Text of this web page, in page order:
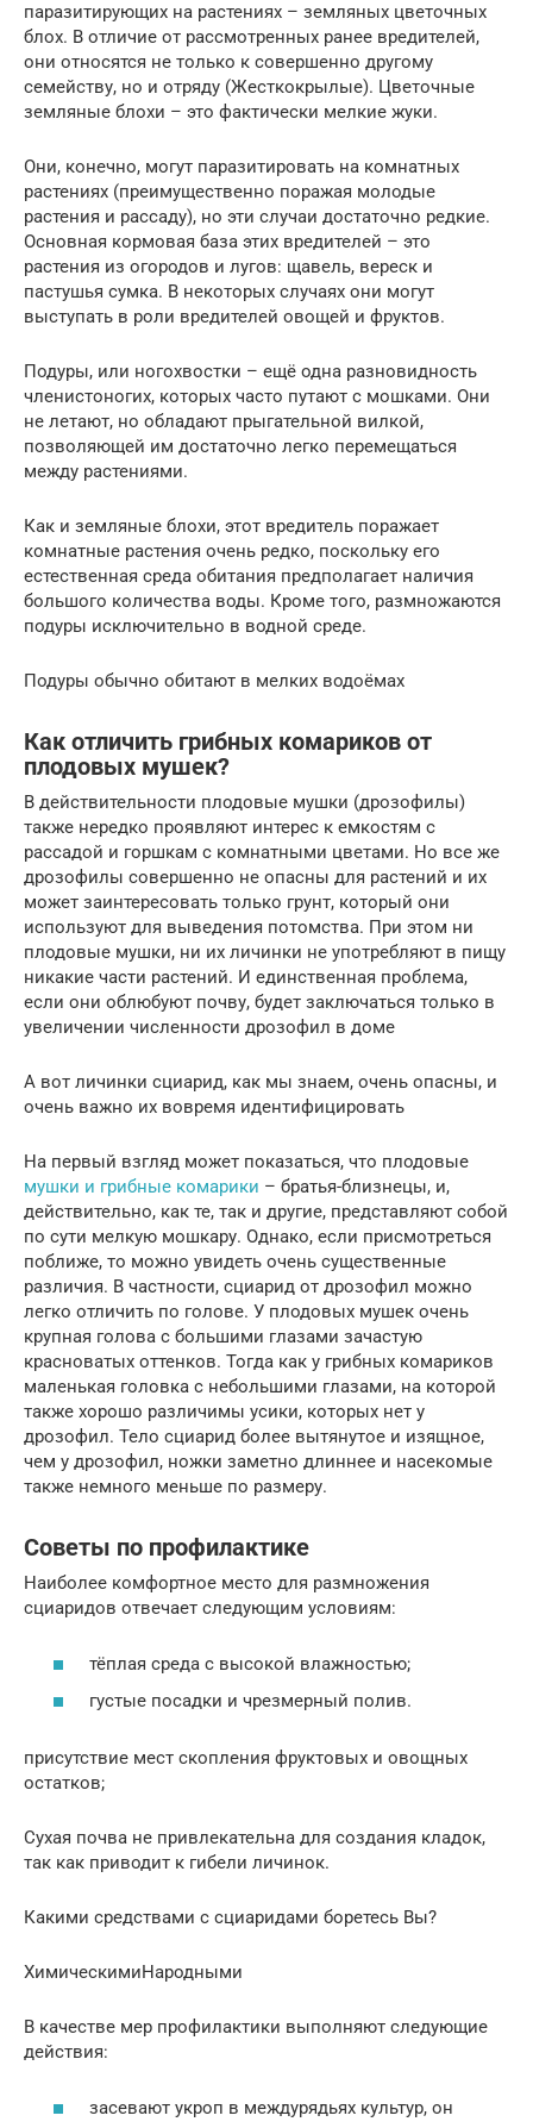
паразитирующих на растениях – земляных цветочных
блох. В отличие от рассмотренных ранее вредителей,
они относятся не только к совершенно другому
семейству, но и отряду (Жесткокрылые). Цветочные
земляные блохи – это фактически мелкие жуки.
Они, конечно, могут паразитировать на комнатных
растениях (преимущественно поражая молодые
растения и рассаду), но эти случаи достаточно редкие.
Основная кормовая база этих вредителей – это
растения из огородов и лугов: щавель, вереск и
пастушья сумка. В некоторых случаях они могут
выступать в роли вредителей овощей и фруктов.
Подуры, или ногохвостки – ещё одна разновидность
членистоногих, которых часто путают с мошками. Они
не летают, но обладают прыгательной вилкой,
позволяющей им достаточно легко перемещаться
между растениями.
Как и земляные блохи, этот вредитель поражает
комнатные растения очень редко, поскольку его
естественная среда обитания предполагает наличия
большого количества воды. Кроме того, размножаются
подуры исключительно в водной среде.
Подуры обычно обитают в мелких водоёмах
Как отличить грибных комариков от
плодовых мушек?
В действительности плодовые мушки (дрозофилы)
также нередко проявляют интерес к емкостям с
рассадой и горшкам с комнатными цветами. Но все же
дрозофилы совершенно не опасны для растений и их
может заинтересовать только грунт, который они
используют для выведения потомства. При этом ни
плодовые мушки, ни их личинки не употребляют в пищу
никакие части растений. И единственная проблема,
если они облюбуют почву, будет заключаться только в
увеличении численности дрозофил в доме
А вот личинки сциарид, как мы знаем, очень опасны, и
очень важно их вовремя идентифицировать
На первый взгляд может показаться, что плодовые
мушки и грибные комарики – братья-близнецы, и,
действительно, как те, так и другие, представляют собой
по сути мелкую мошкару. Однако, если присмотреться
поближе, то можно увидеть очень существенные
различия. В частности, сциарид от дрозофил можно
легко отличить по голове. У плодовых мушек очень
крупная голова с большими глазами зачастую
красноватых оттенков. Тогда как у грибных комариков
маленькая головка с небольшими глазами, на которой
также хорошо различимы усики, которых нет у
дрозофил. Тело сциарид более вытянутое и изящное,
чем у дрозофил, ножки заметно длиннее и насекомые
также немного меньше по размеру.
Советы по профилактике
Наиболее комфортное место для размножения
сциаридов отвечает следующим условиям:
тёплая среда с высокой влажностью;
густые посадки и чрезмерный полив.
присутствие мест скопления фруктовых и овощных
остатков;
Сухая почва не привлекательна для создания кладок,
так как приводит к гибели личинок.
Какими средствами с сциаридами боретесь Вы?
ХимическимиНародными
В качестве мер профилактики выполняют следующие
действия:
засевают укроп в междурядьях культур, он